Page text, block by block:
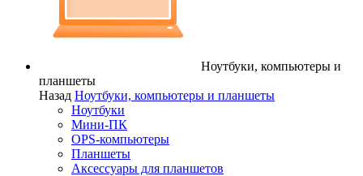
Ноутбуки, компьютеры и
планшеты
Назад Ноутбуки, компьютеры и планшеты
Ноутбуки
Мини-ПК
OPS-компьютеры
Планшеты
Аксессуары для планшетов